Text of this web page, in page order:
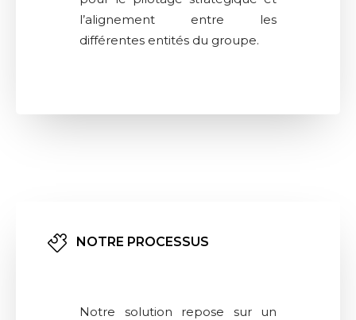
l’alignement entre les
différentes entités du groupe.
NOTRE PROCESSUS
Notre solution repose sur un